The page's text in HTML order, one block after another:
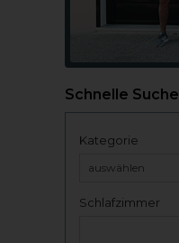
Schnelle Suche
Kategorie
Schlafzimmer